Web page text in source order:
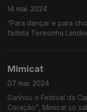
14 mai. 2024
“Para dançar e para
fadista Teresinha
Mimicat
07 mai. 2024
Ganhou o Festival da
Coração", Mimicat só